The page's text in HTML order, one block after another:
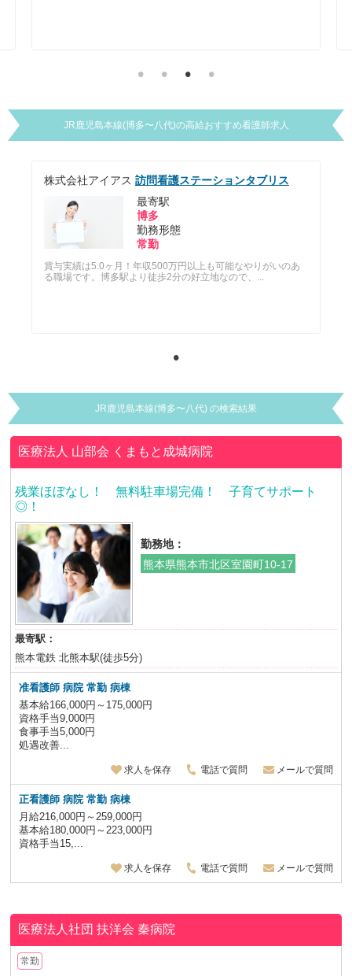
JR鹿児島本線(博多〜八代)の高給おすすめ看護師求人
株式会社アイアス 訪問看護ステーションタブリス
最寄駅
博多
勤務形態
常勤
賞与実績は5.0ヶ月！年収500万円以上も可能なやりがいのあ
る職場です。博多駅より徒歩2分の好立地なので、...
JR鹿児島本線(博多〜八代) の検索結果
医療法人 山部会 くまもと成城病院
残業ほぼなし！ 無料駐車場完備！ 子育てサポート
◎！
勤務地：
熊本県熊本市北区室園町10-17
最寄駅：
熊本電鉄 北熊本駅(徒歩5分)
准看護師 病院 常勤 病棟
基本給166,000円～175,000円
資格手当9,000円
食事手当5,000円
処遇改善...
求人を保存 電話で質問 メールで質問
正看護師 病院 常勤 病棟
月給216,000円～259,000円
基本給180,000円～223,000円
資格手当15,...
求人を保存 電話で質問 メールで質問
医療法人社団 扶洋会 秦病院
常勤